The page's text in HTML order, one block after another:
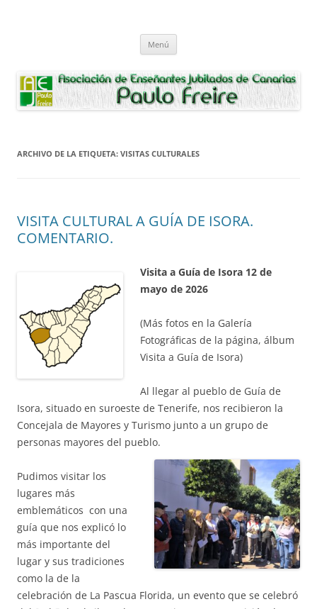
Paulo Freire
Menú
ARCHIVO DE LA ETIQUETA: VISITAS CULTURALES
VISITA CULTURAL A GUÍA DE ISORA.
COMENTARIO.
Visita a Guía de Isora 12 de
mayo de 2026
(Más fotos en la Galería
Fotográficas de la página, álbum
Visita a Guía de Isora)
Al llegar al pueblo de Guía de
Isora, situado en suroeste de Tenerife, nos recibieron la
Concejala de Mayores y Turismo junto a un grupo de
personas mayores del pueblo.
Pudimos visitar los
lugares más
emblemáticos con una
guía que nos explicó lo
más importante del
lugar y sus tradiciones
como la de la
celebración de La Pascua Florida, un evento que se celebró